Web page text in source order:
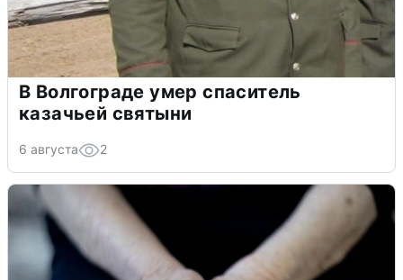
В Волгограде умер спаситель
казачьей святыни
6 августа 2